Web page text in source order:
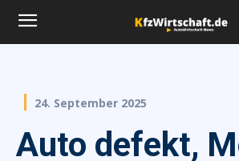
24. September 2025
Auto defekt,